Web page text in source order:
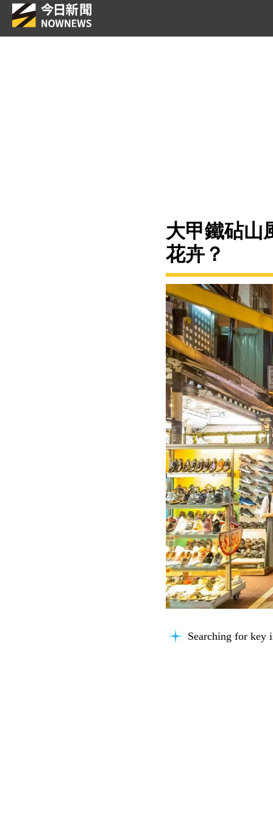
大甲鐵砧山
花卉？
Connecting